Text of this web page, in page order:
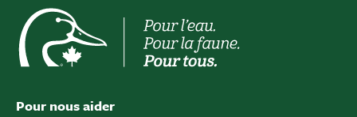
Pour nous aider